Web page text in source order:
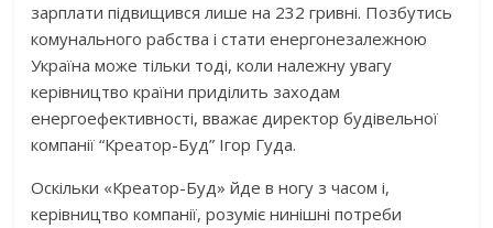
зарплати підвищився лише на 232 гривні. Позбутись
комунального рабства і стати енергонезалежною
Україна може тільки тоді, коли належну увагу
керівництво країни приділить заходам
енергоефективності, вважає директор будівельної
компанії “Креатор-Буд” Ігор Гуда.
Оскільки «Креатор-Буд» йде в ногу з часом і,
керівництво компанії, розуміє нинішні потреби